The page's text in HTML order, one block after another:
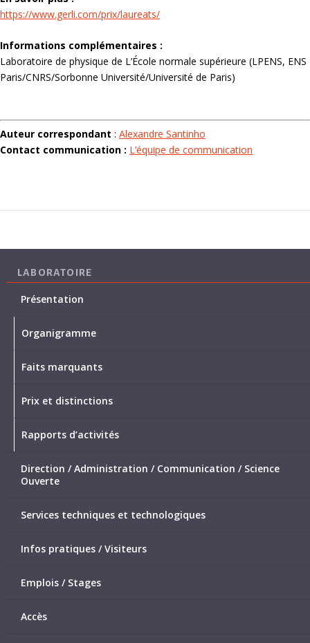
https://www.gerli.com/prix/laureats/
Informations complémentaires :
Laboratoire de physique de L’École normale supérieure (LPENS, ENS
Paris/CNRS/Sorbonne Université/Université de Paris)
Auteur correspondant : Alexandre Santinho
Contact communication : L’équipe de communication
LABORATOIRE
Présentation
Organigramme
Faits marquants
Prix et distinctions
Rapports d’activités
Direction / Administration / Communication / Science
Ouverte
Services techniques et technologiques
Infos pratiques / Visiteurs
Emplois / Stages
Accès